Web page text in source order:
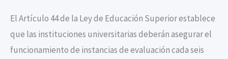
El Artículo 44 de la Ley de Educación Superior establece
que las instituciones universitarias deberán asegurar el
funcionamiento de instancias de evaluación cada seis